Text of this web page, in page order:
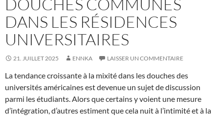
DOUCHES COMMUNES
DANS LES RÉSIDENCES
UNIVERSITAIRES
21. JUILLET 2025 ENNKA LAISSER UN COMMENTAIRE
La tendance croissante à la mixité dans les douches des
universités américaines est devenue un sujet de discussion
parmi les étudiants. Alors que certains y voient une mesure
d’intégration, d’autres estiment que cela nuit à l’intimité et à la